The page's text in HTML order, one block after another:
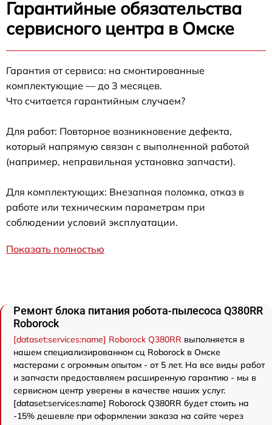
Гарантийные обязательства
сервисного центра в Омске
Гарантия от сервиса: на смонтированные
комплектующие — до 3 месяцев.
Что считается гарантийным случаем?
Для работ: Повторное возникновение дефекта,
который напрямую связан с выполненной работой
(например, неправильная установка запчасти).
Для комплектующих: Внезапная поломка, отказ в
работе или техническим параметрам при
соблюдении условий эксплуатации.
Показать полностью
Ремонт блока питания робота-пылесоса Q380RR
Roborock
[dataset:services:name] Roborock Q380RR выполняется в
нашем специализированном сц Roborock в Омске
мастерами с огромным опытом - от 5 лет. На все виды работ
и запчасти предоставляем расширенную гарантию - мы в
сервисном центр уверены в качестве наших услуг.
[dataset:services:name] Roborock Q380RR будет стоить на
-15% дешевле при оформлении заказа на сайте через